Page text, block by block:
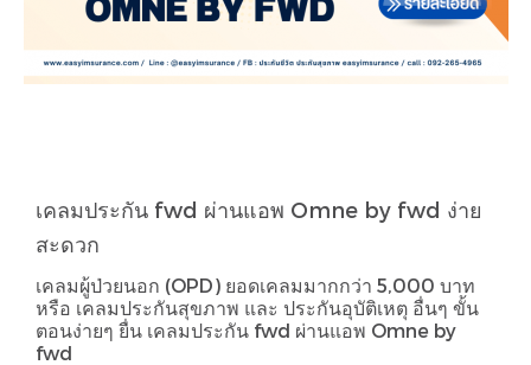
เคลมประกัน fwd ผ่านแอพ Omne by fwd ง่าย
สะดวก
เคลมผู้ป่วยนอก (OPD) ยอดเคลมมากกว่า 5,000 บาท
หรือ เคลมประกันสุขภาพ และ ประกันอุบัติเหตุ อื่นๆ ขั้น
ตอนง่ายๆ ยื่น เคลมประกัน fwd ผ่านแอพ Omne by
fwd